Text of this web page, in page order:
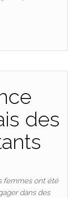
des
femmes ont été
dans des